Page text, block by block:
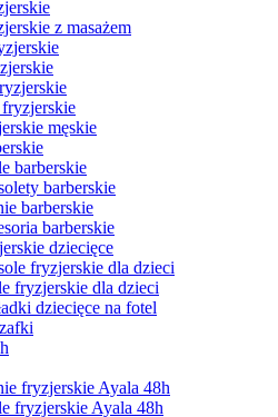
z masażem
męskie
barberskie
barberskie
barberskie
barberskie
dziecięce
fryzjerskie dla dzieci
fryzjerskie dla dzieci
dziecięce na fotel
fryzjerskie Ayala 48h
fryzjerskie Ayala 48h